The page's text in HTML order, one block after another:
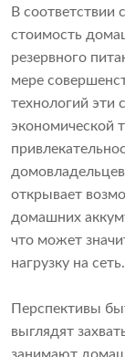
В соответствии
стоимость
резервного
мере
технологий эти
экономической
открывает
домашних
что может
нагрузку на сеть.
Перспективы
выглядят